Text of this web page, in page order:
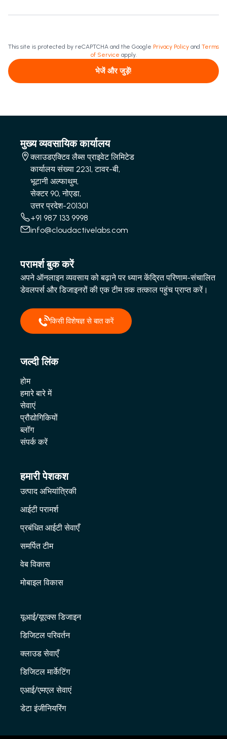
This site is protected by reCAPTCHA and the Google Privacy Policy and Terms
of Service apply.
भेजें और जुड़ें!
मुख्य व्यवसायिक कार्यालय
क्लाउडएक्टिव लैब्स प्राइवेट लिमिटेड
कार्यालय संख्या 2231, टावर-बी,
भूटानी अल्फाथुम,
सेक्टर 90, नोएडा,
उत्तर प्रदेश-201301
+91 987 133 9998
info@cloudactivelabs.com
परामर्श बुक करें
अपने ऑनलाइन व्यवसाय को बढ़ाने पर ध्यान केंद्रित परिणाम-संचालित
डेवलपर्स और डिजाइनरों की एक टीम तक तत्काल पहुंच प्राप्त करें।
किसी विशेषज्ञ से बात करें
जल्दी लिंक
होम
हमारे बारे में
सेवाएं
प्रौद्योगिकियों
ब्लॉग
संपर्क करें
हमारी पेशकश
उत्पाद अभियांत्रिकी
आईटी परामर्श
प्रबंधित आईटी सेवाएँ
समर्पित टीम
वेब विकास
मोबाइल विकास
यूआई/यूएक्स डिजाइन
डिजिटल परिवर्तन
क्लाउड सेवाएँ
डिजिटल मार्केटिंग
एआई/एमएल सेवाएं
डेटा इंजीनियरिंग